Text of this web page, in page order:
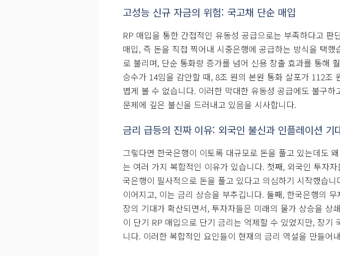
고성능 신규 자금의 위험: 국고채 단순 매입
RP 매입을 통한 간접적인 유동성 공급으로는 부족하다고
매입, 즉 돈을 직접 찍어내 시중은행에 공급하는 방식을 택
로 불리며, 단순 통화량 증가를 넘어 신용 창출 효과를 통해
승수가 14임을 감안할 때, 8조 원의 본원 통화 살포가 112
볍게 볼 수 없습니다. 이러한 막대한 유동성 공급에도 불구
문제에 깊은 불신을 드러내고 있음을 시사합니다.